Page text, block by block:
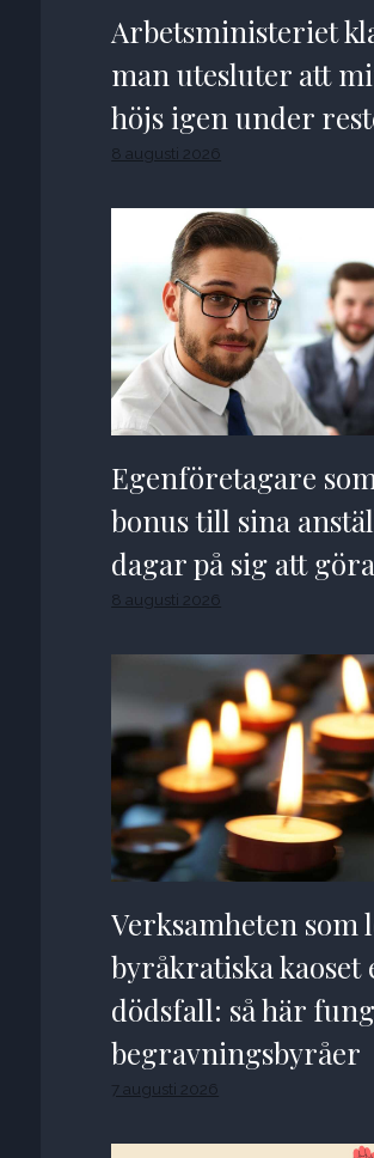
Arbetsministeriet
man utesluter att
höjs igen under
8 augusti 2026
Egenföretagare
bonus till sina
dagar på sig att
8 augusti 2026
Verksamheten som
byråkratiska kaoset
dödsfall: så här
begravningsbyråer
7 augusti 2026